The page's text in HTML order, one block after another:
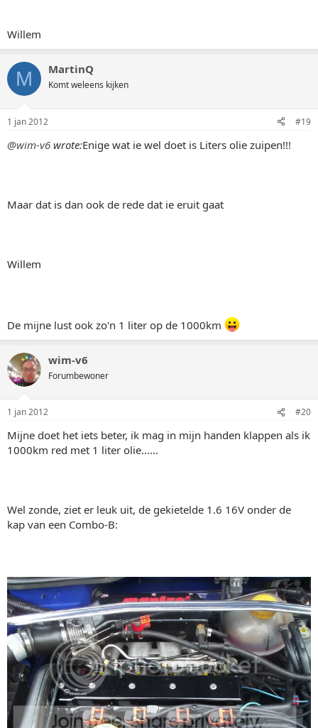
Willem
M MartinQ
Komt weleens kijken
1 jan 2012 #19
@wim-v6 wrote:Enige wat ie wel doet is Liters olie zuipen!!!
Maar dat is dan ook de rede dat ie eruit gaat
Willem
De mijne lust ook zo'n 1 liter op de 1000km
wim-v6
Forumbewoner
1 jan 2012 #20
Mijne doet het iets beter, ik mag in mijn handen klappen als ik
1000km red met 1 liter olie......
Wel zonde, ziet er leuk uit, de gekietelde 1.6 16V onder de
kap van een Combo-B: